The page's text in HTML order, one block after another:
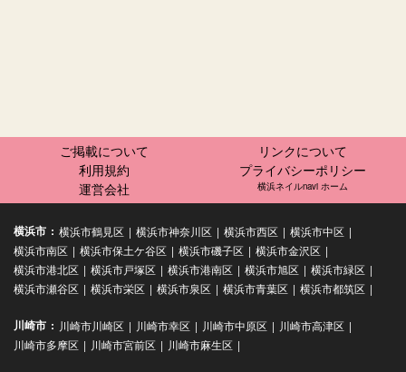
ご掲載について
リンクについて
利用規約
プライバシーポリシー
運営会社
横浜ネイルnavi ホーム
横浜市 横浜市鶴見区 横浜市神奈川区 横浜市西区
横浜市中区
横浜市南区
横浜市保土ケ谷区 横浜市磯子区
横浜市金沢区
横浜市港北区
横浜市戸塚区 横浜市港南区 横浜市旭区
横浜市緑区
横浜市瀬谷区
横浜市栄区 横浜市泉区 横浜市青葉区 横浜市都筑区
川崎市 川崎市川崎区 川崎市幸区 川崎市中原区
川崎市高津区
川崎市多摩区
川崎市宮前区 川崎市麻生区